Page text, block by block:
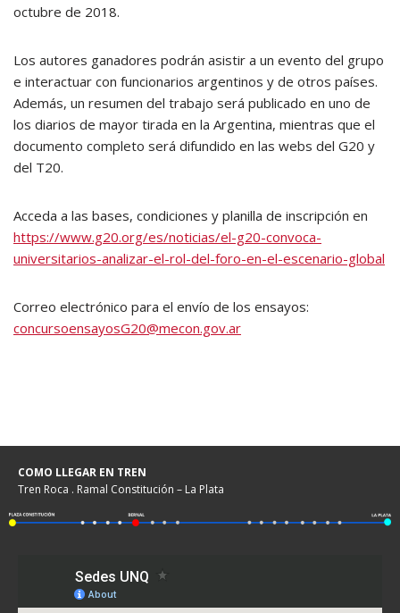
octubre de 2018.
Los autores ganadores podrán asistir a un evento del grupo
e interactuar con funcionarios argentinos y de otros países.
Además, un resumen del trabajo será publicado en uno de
los diarios de mayor tirada en la Argentina, mientras que el
documento completo será difundido en las webs del G20 y
del T20.
Acceda a las bases, condiciones y planilla de inscripción en
https://www.g20.org/es/noticias/el-g20-convoca-
universitarios-analizar-el-rol-del-foro-en-el-escenario-global
Correo electrónico para el envío de los ensayos:
concursoensayosG20@mecon.gov.ar
COMO LLEGAR EN TREN
Tren Roca . Ramal Constitución – La Plata